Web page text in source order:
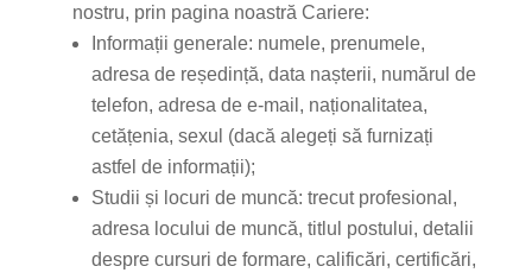
nostru, prin pagina noastră Cariere:
Informații generale: numele, prenumele,
adresa de reședință, data nașterii, numărul de
telefon, adresa de e-mail, naționalitatea,
cetățenia, sexul (dacă alegeți să furnizați
astfel de informații);
Studii și locuri de muncă: trecut profesional,
adresa locului de muncă, titlul postului, detalii
despre cursuri de formare, calificări, certificări,